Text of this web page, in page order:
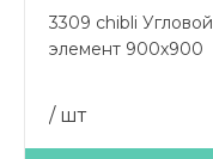
3309 chibli Угловой
элемент 900х900
/ шт